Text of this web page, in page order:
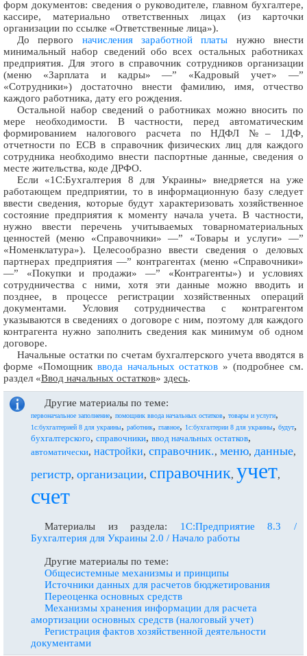
форм документов: сведения о руководителе, главном бухгалтере,
кассире, материально ответственных лицах (из карточки
организации по ссылке «Ответственные лица»).
До первого начисления заработной платы нужно внести
минимальный набор сведений обо всех остальных работниках
предприятия. Для этого в справочник сотрудников организации
(меню «Зарплата и кадры» —” «Кадровый учет» —”
«Сотрудники») достаточно внести фамилию, имя, отчество
каждого работника, дату его рождения.
Остальной набор сведений о работниках можно вносить по
мере необходимости. В частности, перед автоматическим
формированием налогового расчета по НДФЛ №– 1ДФ,
отчетности по ЕСВ в справочник физических лиц для каждого
сотрудника необходимо внести паспортные данные, сведения о
месте жительства, коде ДРФО.
Если «1С:Бухгалтерия 8 для Украины» внедряется на уже
работающем предприятии, то в информационную базу следует
ввести сведения, которые будут характеризовать хозяйственное
состояние предприятия к моменту начала учета. В частности,
нужно ввести перечень учитываемых товарно­материальных
ценностей (меню «Справочники» —” «Товары и услуги» —”
«Номенклатура»). Целесообразно ввести сведения о деловых
партнерах предприятия —” контрагентах (меню «Справочники»
—” «Покупки и продажи» —” «Контрагенты») и условиях
сотрудничества с ними, хотя эти данные можно вводить и
позднее, в процессе регистрации хозяйственных операций
документами. Условия сотрудничества с контрагентом
указываются в сведениях о договоре с ним, поэтому для каждого
контрагента нужно заполнить сведения как минимум об одном
договоре.
Начальные остатки по счетам бухгалтерского учета вводятся в
форме «Помощник ввода начальных остатков » (подробнее см.
раздел «Ввод начальных остатков» здесь.
Другие материалы по теме:
первоначальное заполнение, помощник ввода начальных остатков, товары и услуги,
1с:бухгалтерией 8 для украины, работник, главное, 1с:бухгалтерии 8 для украины, будут,
бухгалтерского, справочники, ввод начальных остатков,
автоматически, настройки, справочник., меню, данные,
регистр, организации, справочник, учет,
счет
Материалы из раздела: 1С:Предприятие 8.3 /
Бухгалтерия для Украины 2.0 / Начало работы
Другие материалы по теме:
Общесистемные механизмы и принципы
Источники данных для расчетов бюджетирования
Переоценка основных средств
Механизмы хранения информации для расчета
амортизации основных средств (налоговый учет)
Регистрация фактов хозяйственной деятельности
документами